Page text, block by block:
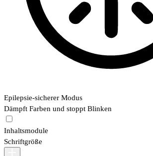
Epilepsie-sicherer Modus
Dämpft Farben und stoppt Blinken
Inhaltsmodule
Schriftgröße